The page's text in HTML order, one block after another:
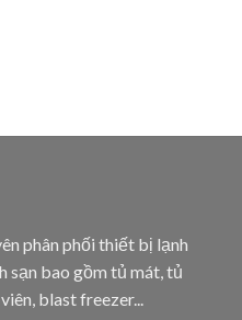
phân phối thiết bị lạnh
sạn bao gồm tủ mát, tủ
blast freezer...